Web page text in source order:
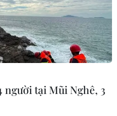
người tại Mũi Nghê, 3